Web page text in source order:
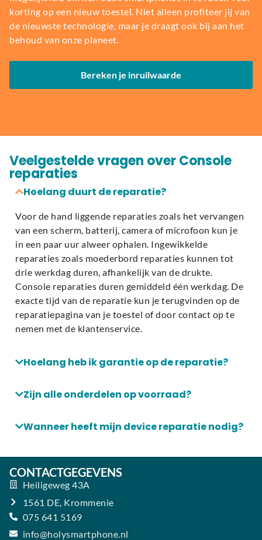
korting op een nieuw toestel. Niet alleen profiteer jij van
de nieuwste technologie, maar je draagt ook bij aan het
behoud van onze planeet.
Bereken je inruilwaarde
Veelgestelde vragen over Console
reparaties
Hoelang duurt de reparatie?
Voor de hand liggende reparaties zoals het vervangen
van een scherm, batterij, camera of microfoon kun je
in een paar uur alweer ophalen. Ingewikkelde
reparaties zoals moederbord reparaties kunnen tot
drie werkdag duren, afhankelijk van de drukte.
Console reparaties duren gemiddeld één werkdag. De
exacte tijd van de reparatie kun je terugvinden op de
reparatiepagina van je toestel of door contact op te
nemen met de klantenservice.
Hoelang heb ik garantie op de reparatie?
Zijn alle onderdelen op voorraad?
Wanneer heeft mijn device reparatie nodig?
CONTACTGEGEVENS
Heiligeweg 43A
1561 DE, Krommenie
075 641 5169
info@holysmartphone.nl